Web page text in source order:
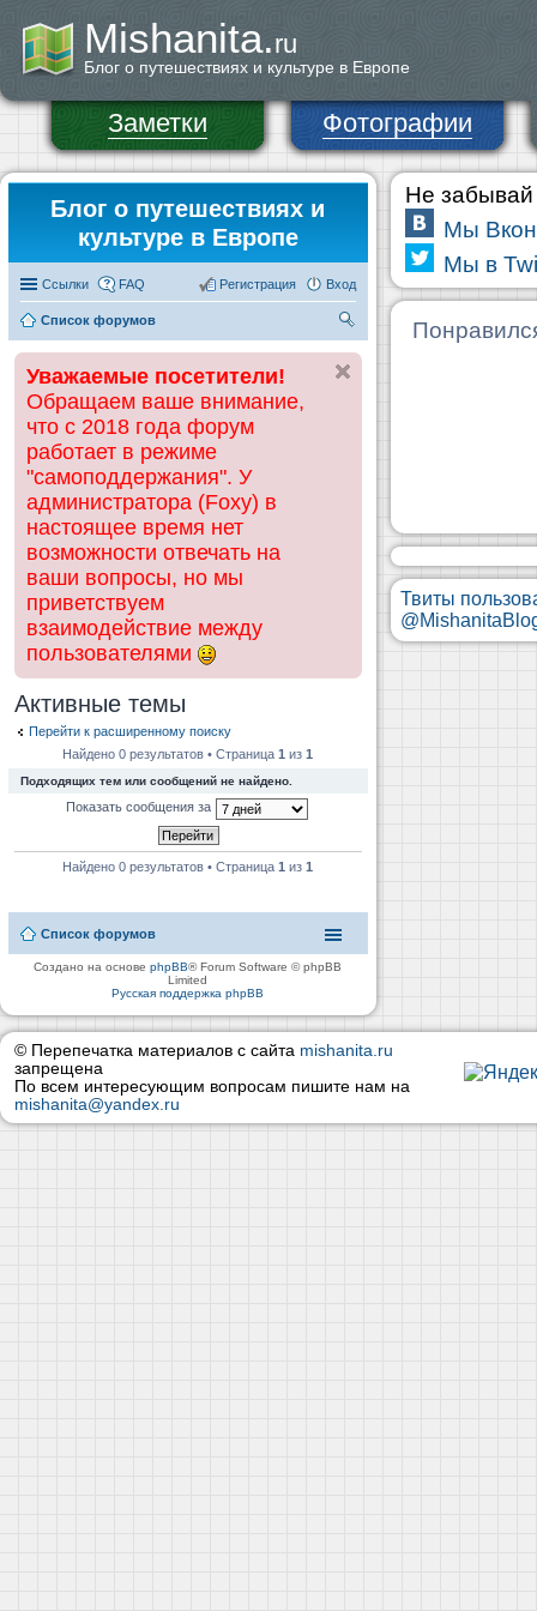
Mishanita.ru
Блог о путешествиях и культуре в Европе
Заметки Фотографии
Блог о путешествиях и
культуре в Европе
Ссылки FAQ Вход
Регистрация
Список форумов
ск
Уважаемые посетители!
Обращаем ваше внимание,
что с 2018 года форум
работает в режиме
"самоподдержания". У
администратора (Foxy) в
настоящее время нет
возможности отвечать на
ваши вопросы, но мы
приветствуем
взаимодействие между
пользователями
Активные темы
Перейти к расширенному поиску
Найдено 0 результатов • Страница1 из1
Подходящих тем или сообщений не найдено.
Показать сообщения за
Найдено 0 результатов • Страница1 из1
Список форумов
Создано на основеphpBB® Forum Software © phpBB
Limited
Русская поддержка phpBB
Не забывай
Мы
Мы в
Твиты
© Перепечатка материалов с сайта mishanita.ru
запрещена
По всем интересующим вопросам пишите нам на
mishanita@yandex.ru